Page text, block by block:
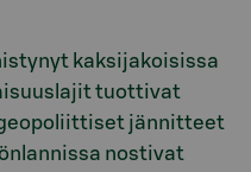
kaksijakoisissa
tuottivat
jännitteet
nostivat